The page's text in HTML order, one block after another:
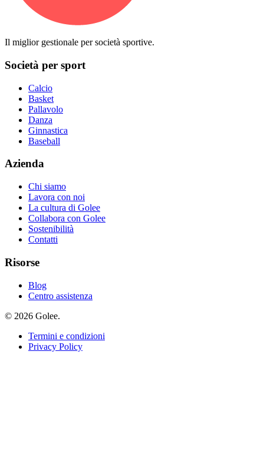
Il miglior gestionale per società sportive.
Società per sport
Calcio
Basket
Pallavolo
Danza
Ginnastica
Baseball
Azienda
Chi siamo
Lavora con noi
La cultura di Golee
Collabora con Golee
Sostenibilità
Contatti
Risorse
Blog
Centro assistenza
© 2026 Golee.
Termini e condizioni
Privacy Policy